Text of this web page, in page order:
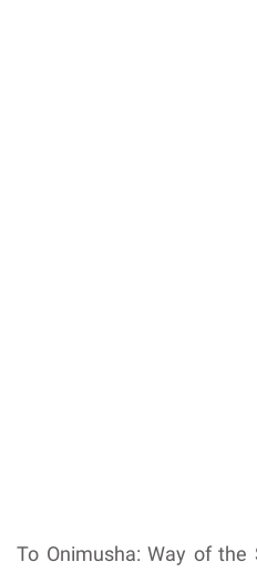
Το Onimusha: Way of the